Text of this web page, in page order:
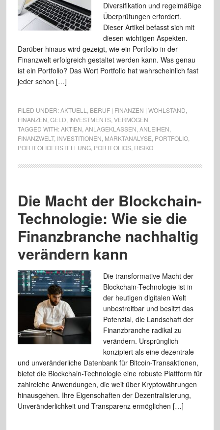
Diversifikation und regelmäßige
Überprüfungen erfordert.
Dieser Artikel befasst sich mit
diesen wichtigen Aspekten.
Darüber hinaus wird gezeigt, wie ein Portfolio in der
Finanzwelt erfolgreich gestaltet werden kann. Was genau
ist ein Portfolio? Das Wort Portfolio hat wahrscheinlich fast
jeder schon […]
FILED UNDER:AKTUELL BERUF | FINANZEN | WOHLSTAND
FINANZEN GELD INVESTMENTS, VERMÖGEN
TAGGED WITH:AKTIEN ANLAGEKLASSEN ANLEIHEN
FINANZWELT, INVESTITIONEN MARKTANALYSE PORTFOLIO,
PORTFOLIOERSTELLUNG, PORTFOLIOS, RISIKO
Die Macht der Blockchain-
Technologie: Wie sie die
Finanzbranche nachhaltig
verändern kann
Die transformative Macht der
Blockchain-Technologie ist in
der heutigen digitalen Welt
unbestreitbar und besitzt das
Potenzial, die Landschaft der
Finanzbranche radikal zu
verändern. Ursprünglich
konzipiert als eine dezentrale
und unveränderliche Datenbank für Bitcoin-Transaktionen,
bietet die Blockchain-Technologie eine robuste Plattform für
zahlreiche Anwendungen, die weit über Kryptowährungen
hinausgehen. Ihre Eigenschaften der Dezentralisierung,
Unveränderlichkeit und Transparenz ermöglichen […]